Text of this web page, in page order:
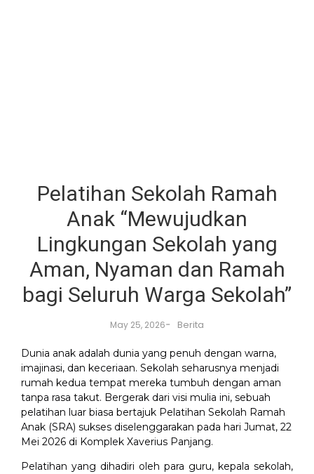
Pelatihan Sekolah Ramah
Anak “Mewujudkan
Lingkungan Sekolah yang
Aman, Nyaman dan Ramah
bagi Seluruh Warga Sekolah”
May 25, 2026- Berita
Dunia anak adalah dunia yang penuh dengan warna,
imajinasi, dan keceriaan. Sekolah seharusnya menjadi
rumah kedua tempat mereka tumbuh dengan aman
tanpa rasa takut. Bergerak dari visi mulia ini, sebuah
pelatihan luar biasa bertajuk Pelatihan Sekolah Ramah
Anak (SRA) sukses diselenggarakan pada hari Jumat, 22
Mei 2026 di Komplek Xaverius Panjang.
Pelatihan yang dihadiri oleh para guru, kepala sekolah,